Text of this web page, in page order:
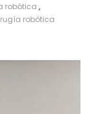
robótica ,
robótica